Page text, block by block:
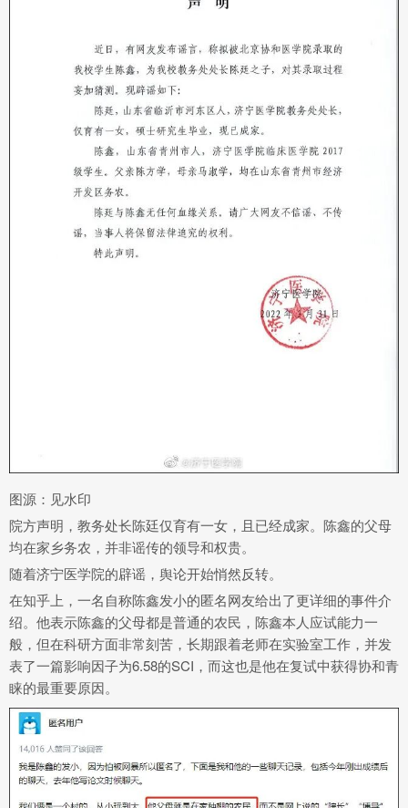
图源：见水印
院方声明，教务处长陈廷仅育有一女，且已经成家。陈鑫的父母
均在家乡务农，并非谣传的领导和权贵。
随着济宁医学院的辟谣，舆论开始悄然反转。
在知乎上，一名自称陈鑫发小的匿名网友给出了更详细的事件介
绍。他表示陈鑫的父母都是普通的农民，陈鑫本人应试能力一
般，但在科研方面非常刻苦，长期跟着老师在实验室工作，并发
表了一篇影响因子为6.58的SCI，而这也是他在复试中获得协和青
睐的最重要原因。